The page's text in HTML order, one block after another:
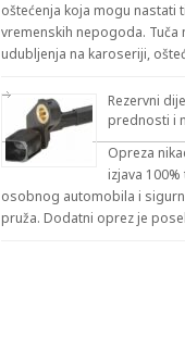
oštećenja koja mogu nastati
vremenskih nepogoda. Tuča
udubljenja na karoseriji,
Rezervni
prednosti i
Opreza
izjava
osobnog automobila i
pruža. Dodatni oprez je